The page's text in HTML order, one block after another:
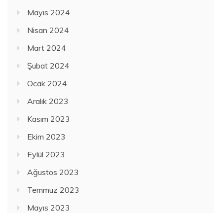
Mayıs 2024
Nisan 2024
Mart 2024
Şubat 2024
Ocak 2024
Aralık 2023
Kasım 2023
Ekim 2023
Eylül 2023
Ağustos 2023
Temmuz 2023
Mayıs 2023